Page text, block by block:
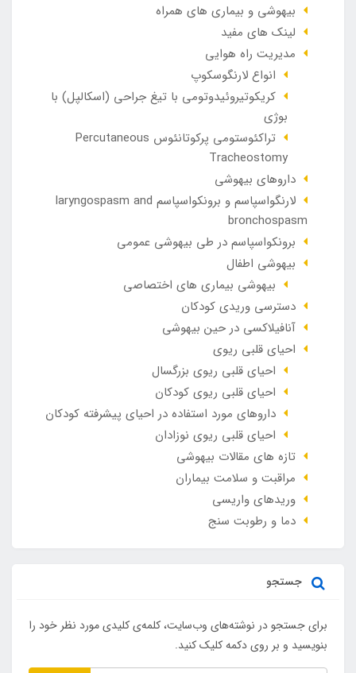
بیهوشی و بیماری های همراه
لینک های مفید
مدیریت راه هوایی
انواع لارنگوسکوپ
کریکوتیروئیدوتومی با تیغ جراحی (اسکالپل) با
بوژی
تراکئوستومی پرکوتانئوس Percutaneous
Tracheostomy
داروهای بیهوشی
لارنگواسپاسم و برونکواسپاسم laryngospasm and
bronchospasm
برونکواسپاسم در طی بیهوشی عمومی
بیهوشی اطفال
بیهوشی بیماری های اختصاصی
دسترسی وریدی کودکان
آنافيلاکسی در حين بيهوشی
احیای قلبی ریوی
احیای قلبی ریوی بزرگسال
احیای قلبی ریوی کودکان
داروهای مورد استفاده در احیای پیشرفته کودکان
احیای قلبی ریوی نوزادان
تازه های مقالات بیهوشی
مراقبت و سلامت بیماران
وريدهاي واريسي
دما و رطوبت سنج
جستجو
برای جستجو در نوشته‌های وب‌سایت، کلمه‌ی کلیدی مورد نظر خود را
بنویسید و بر روی دکمه کلیک کنید.